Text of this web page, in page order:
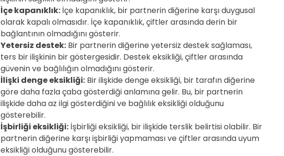
İçe kapanıklık: İçe kapanıklık, bir partnerin diğerine karşı duygusal
olarak kapalı olmasıdır. İçe kapanıklık, çiftler arasında derin bir
bağlantının olmadığını gösterir.
Yetersiz destek: Bir partnerin diğerine yetersiz destek sağlaması,
ters bir ilişkinin bir göstergesidir. Destek eksikliği, çiftler arasında
güvenin ve bağlılığın olmadığını gösterir.
İlişki denge eksikliği: Bir ilişkide denge eksikliği, bir tarafın diğerine
göre daha fazla çaba gösterdiği anlamına gelir. Bu, bir partnerin
ilişkide daha az ilgi gösterdiğini ve bağlılık eksikliği olduğunu
gösterebilir.
İşbirliği eksikliği: İşbirliği eksikliği, bir ilişkide terslik belirtisi olabilir. Bir
partnerin diğerine karşı işbirliği yapmaması ve çiftler arasında uyum
eksikliği olduğunu gösterebilir.